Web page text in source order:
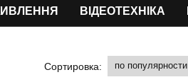
ВІДЕОТЕХНІКА
Сортировка: по популярности